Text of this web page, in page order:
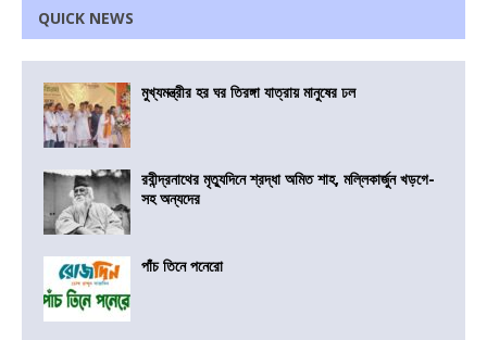
QUICK NEWS
মুখ্যমন্ত্রীর হর ঘর তিরঙ্গা যাত্রায় মানুষের ঢল
রবীন্দ্রনাথের মৃত্যুদিনে শ্রদ্ধা অমিত শাহ, মল্লিকার্জুন খড়গে-
সহ অন্যদের
পাঁচ তিনে পনেরো